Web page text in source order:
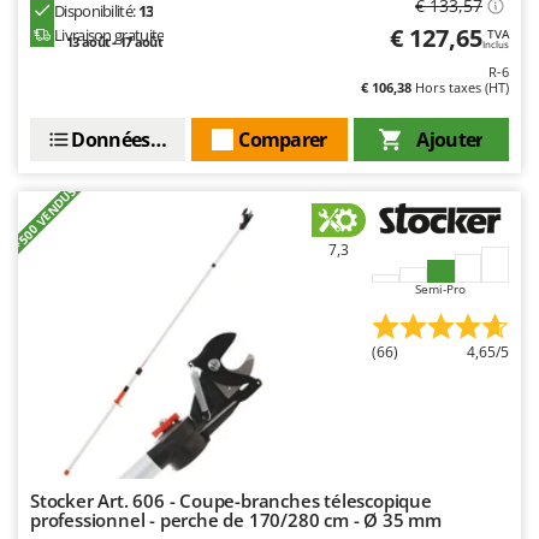
Troy-Bilt
Verdemax
WIDU
Wiper EcoRobot
Wolf Garten
Wortex
Disponibilité:13
Livraison gratuite
13 août - 17 août
€ 133,57
€ 127,65 TVA
Inclus
R-6
€ 106,38 Hors taxes (HT)
Ajouter
Comparer
Données techniques
+500 VENDUS 7,3
Semi-Pro
(66) 4,65/5
Stocker Art. 606 - Coupe-branches télescopique
professionnel - perche de 170/280 cm - Ø 35 mm